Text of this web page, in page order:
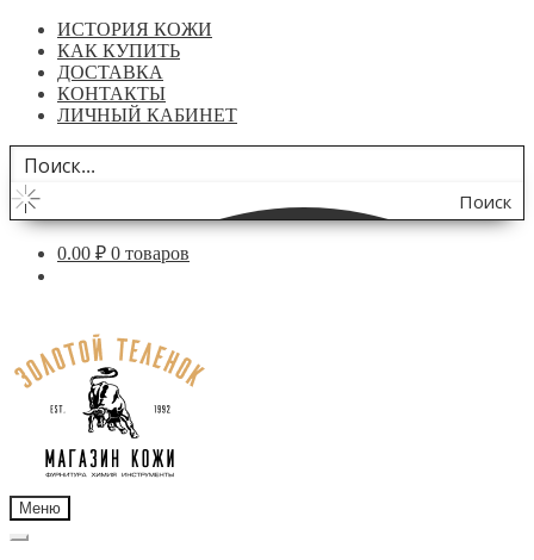
ИСТОРИЯ КОЖИ
КАК КУПИТЬ
ДОСТАВКА
КОНТАКТЫ
ЛИЧНЫЙ КАБИНЕТ
Поиск
по
0.00 ₽ 0 товаров
навигации
содержимому
Меню